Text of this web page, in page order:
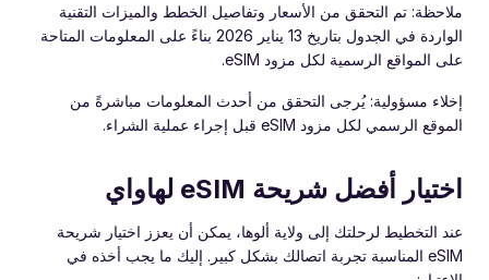
ملاحظة: تم التحقق من الأسعار وتفاصيل الخطط والميزات التقنية
الواردة في الجدول بتاريخ 13 يناير 2026 بناءً على المعلومات المتاحة
على المواقع الرسمية لكل مزود eSIM.
إخلاء مسؤولية: يُرجى التحقق من أحدث المعلومات مباشرةً من
الموقع الرسمي لكل مزود eSIM قبل إجراء عملية الشراء.
اختيار أفضل شريحة eSIM لهاواي
عند التخطيط لرحلتك إلى ولاية ألوها، يمكن أن يعزز اختيار شريحة
eSIM المناسبة تجربة اتصالك بشكل كبير. إليك ما يجب أخذه في